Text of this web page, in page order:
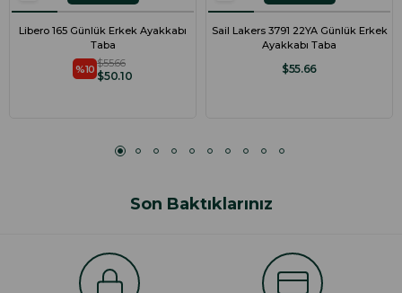
Libero 165 Günlük Erkek Ayakkabı
Taba
%10 $50.10
$55.66
Sail Lakers 3791 22YA Günlük Erkek
Ayakkabı Taba
$55.66
Son Baktıklarınız